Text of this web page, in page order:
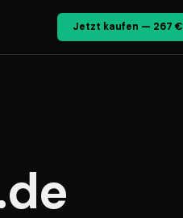
Jetzt kaufen — 267 €